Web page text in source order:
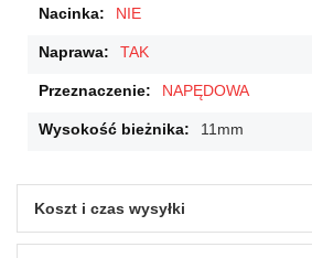
NIE
TAK
NAPĘDOWA
11mm
Koszt i czas wysyłki